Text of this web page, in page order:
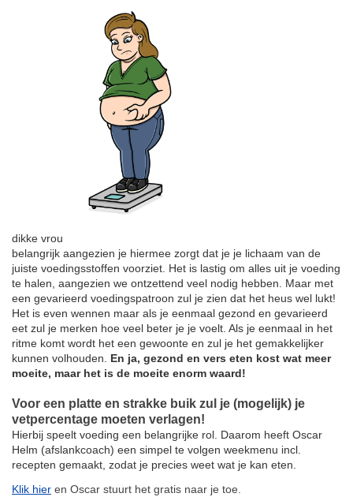
dikke vrou
belangrijk aangezien je hiermee zorgt dat je je lichaam van de
juiste voedingsstoffen voorziet. Het is lastig om alles uit je voeding
te halen, aangezien we ontzettend veel nodig hebben. Maar met
een gevarieerd voedingspatroon zul je zien dat het heus wel lukt!
Het is even wennen maar als je eenmaal gezond en gevarieerd
eet zul je merken hoe veel beter je je voelt. Als je eenmaal in het
ritme komt wordt het een gewoonte en zul je het gemakkelijker
kunnen volhouden. En ja, gezond en vers eten kost wat meer
moeite, maar het is de moeite enorm waard!
Voor een platte en strakke buik zul je (mogelijk) je
vetpercentage moeten verlagen!
Hierbij speelt voeding een belangrijke rol. Daarom heeft Oscar
Helm (afslankcoach) een simpel te volgen weekmenu incl.
recepten gemaakt, zodat je precies weet wat je kan eten.
Klik hier en Oscar stuurt het gratis naar je toe.